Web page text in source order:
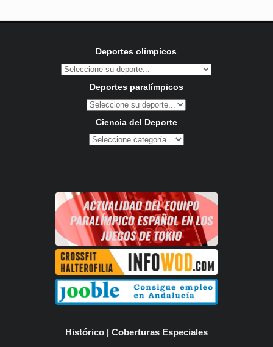
Deportes olímpicos
Deportes paralímpicos
Ciencia del Deporte
Histórico | Coberturas Especiales